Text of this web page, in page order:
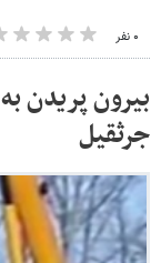
۰ نفر
بیرون پریدن
جرثقیل